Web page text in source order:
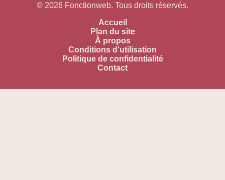
© 2026 Fonctionweb. Tous droits réservés.
Accueil
Plan du site
À propos
Conditions d'utilisation
Politique de confidentialité
Contact